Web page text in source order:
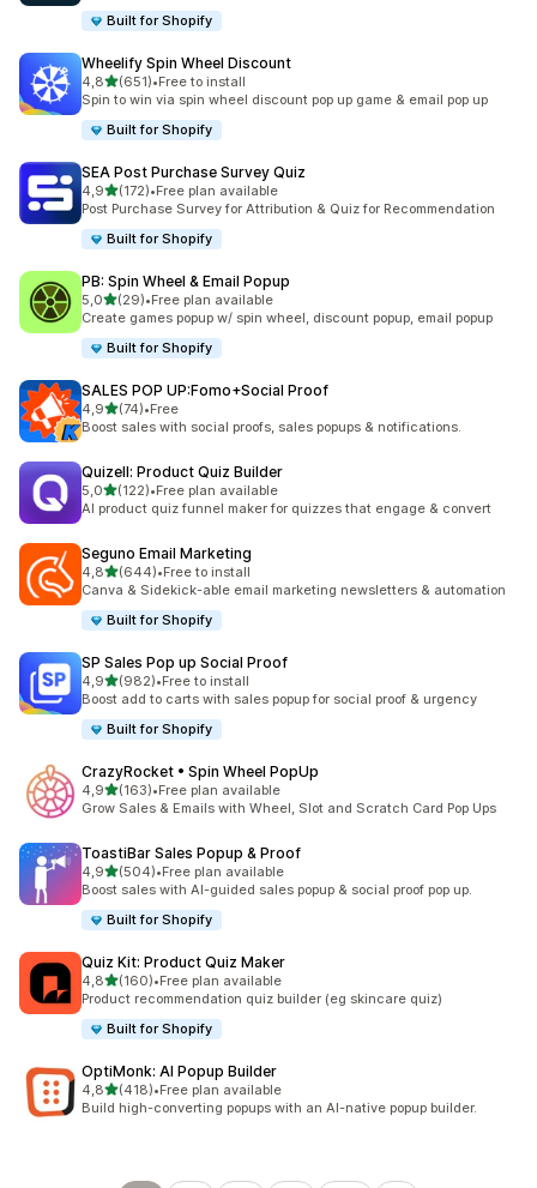
Built for Shopify
Wheelify Spin Wheel Discount
4,8na 5 gwiazdek
(651)
Łączna liczba recenzji: 651
•Free to install
Spin to win via spin wheel discount pop up game & email pop up
Built for Shopify
SEA Post Purchase Survey Quiz
4,9na 5 gwiazdek
(172)
Łączna liczba recenzji: 172
•Free plan available
Post Purchase Survey for Attribution & Quiz for Recommendation
Built for Shopify
PB: Spin Wheel & Email Popup
5,0na 5 gwiazdek
(29)
Łączna liczba recenzji: 29
•Free plan available
Create games popup w/ spin wheel, discount popup, email popup
Built for Shopify
SALES POP UP:Fomo+Social Proof
4,9na 5 gwiazdek
(74)
Łączna liczba recenzji: 74
•Free
Boost sales with social proofs, sales popups & notifications.
Quizell: Product Quiz Builder
5,0na 5 gwiazdek
(122)
Łączna liczba recenzji: 122
•Free plan available
AI product quiz funnel maker for quizzes that engage & convert
Seguno Email Marketing
4,8na 5 gwiazdek
(644)
Łączna liczba recenzji: 644
•Free to install
Canva & Sidekick-able email marketing newsletters & automation
Built for Shopify
SP Sales Pop up Social Proof
4,9na 5 gwiazdek
(982)
Łączna liczba recenzji: 982
•Free to install
Boost add to carts with sales popup for social proof & urgency
Built for Shopify
CrazyRocket • Spin Wheel PopUp
4,9na 5 gwiazdek
(163)
Łączna liczba recenzji: 163
•Free plan available
Grow Sales & Emails with Wheel, Slot and Scratch Card Pop Ups
ToastiBar Sales Popup & Proof
4,9na 5 gwiazdek
(504)
Łączna liczba recenzji: 504
•Free plan available
Boost sales with AI-guided sales popup & social proof pop up.
Built for Shopify
Quiz Kit: Product Quiz Maker
4,8na 5 gwiazdek
(160)
Łączna liczba recenzji: 160
•Free plan available
Product recommendation quiz builder (eg skincare quiz)
Built for Shopify
OptiMonk: AI Popup Builder
4,8na 5 gwiazdek
(418)
Łączna liczba recenzji: 418
•Free plan available
Build high-converting popups with an AI-native popup builder.